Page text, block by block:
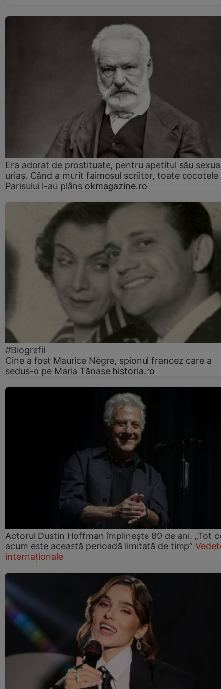
Era adorat de prostituate, pentru apetitul său
uriaș. Când a murit faimosul scriitor, toate cocotele
Parisului l-au plâns okmagazine.ro
#Biografii
Cine a fost Maurice Nègre, spionul francez care a
sedus-o pe Maria Tănase historia.ro
Actorul Dustin Hoffman împlinește 89 de ani. „Tot
acum este această perioadă limitată de timp”
internaționale